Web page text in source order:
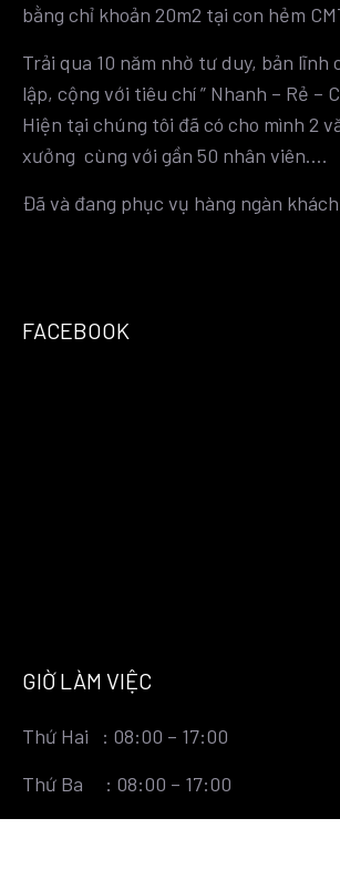
bằng chỉ khoản 20m2 tại con hẻm
Trải qua 10 năm nhờ tư duy, bản lĩnh
lập, cộng với tiêu chí ” Nhanh – Rẻ –
Hiện tại chúng tôi đã có cho mình 2
xưởng cùng với gần 50 nhân viên….
Đã và đang phục vụ hàng ngàn
FACEBOOK
GIỜ LÀM VIỆC
Thứ Hai : 08:00 – 17:00
Thứ Ba : 08:00 – 17:00